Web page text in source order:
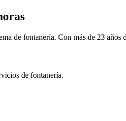
de fontanería. Con más de 23
de fontanería.